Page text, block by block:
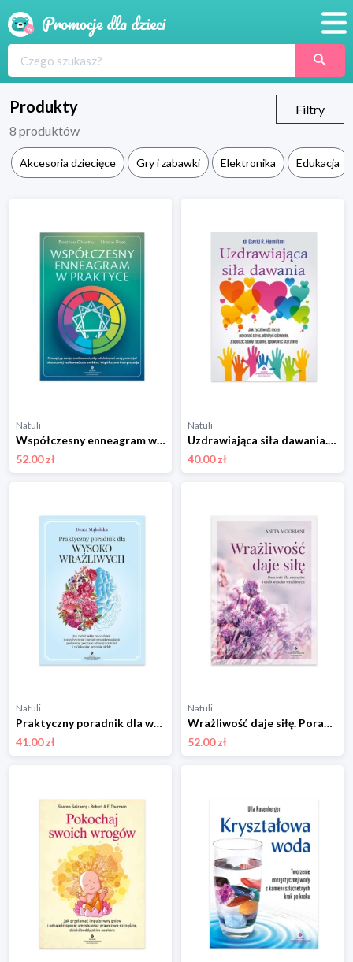
Blog
Produkty
Filtry
8 produktów
Akcesoria dziecięce Gry i zabawki Elektronika Edukacja
Natuli
Współczesny enneagram w praktyce. Poznaj typ swojej osobowości, aby odblokować swój potencjał i skuteczniej realizować cele osobiste Studio astropsychologii
52.00 zł
Natuli
Uzdrawiająca siła dawania. Jak życzliwość może pokonać stres, obniżyć ciśnienie, złagodzić stany zapalne, spowolnić starzenie Studio astropsychologii
40.00 zł
Natuli
Praktyczny poradnik dla wysoko wrażliwych Studio astropsychologii
41.00 zł
Natuli
Wrażliwość daje siłę. Poradnik dla empatów i osób wysoko wrażliwych Studio astropsychologii
52.00 zł